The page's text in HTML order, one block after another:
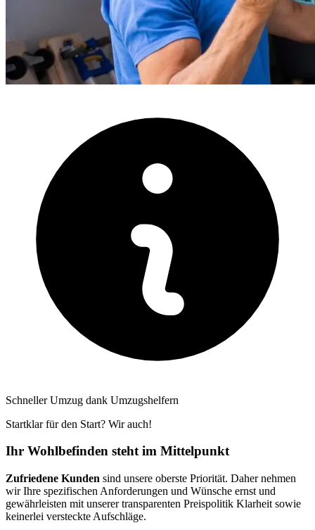
Schneller Umzug dank Umzugshelfern
Startklar für den Start? Wir auch!
Ihr Wohlbefinden steht im Mittelpunkt
Zufriedene Kunden sind unsere oberste Priorität. Daher nehmen
wir Ihre spezifischen Anforderungen und Wünsche ernst und
gewährleisten mit unserer transparenten Preispolitik Klarheit sowie
keinerlei versteckte Aufschläge.